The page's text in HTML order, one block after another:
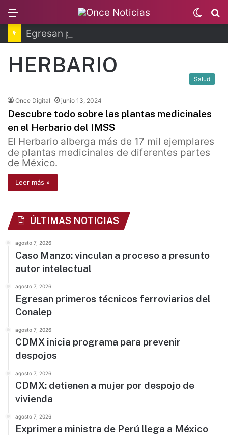
Switch
skin
HERBARIO
Salud
Once Digital junio 13, 2024
Descubre todo sobre las plantas medicinales
en el Herbario del IMSS
El Herbario alberga más de 17 mil ejemplares
de plantas medicinales de diferentes partes
de México.
Leer más »
ÚLTIMAS NOTICIAS
agosto 7, 2026
Caso Manzo: vinculan a proceso a presunto
autor intelectual
agosto 7, 2026
Egresan primeros técnicos ferroviarios del
Conalep
agosto 7, 2026
CDMX inicia programa para prevenir
despojos
agosto 7, 2026
CDMX: detienen a mujer por despojo de
vivienda
agosto 7, 2026
Exprimera ministra de Perú llega a México